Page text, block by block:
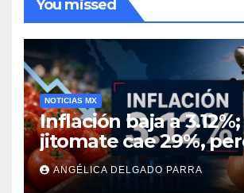
You missed
NOTICIAS MX
Inflación baja a 3.12%;
jitomate cae 29%,
cebolla y vuelos se
encarecen
ANGÉLICA DELGADO PARRA